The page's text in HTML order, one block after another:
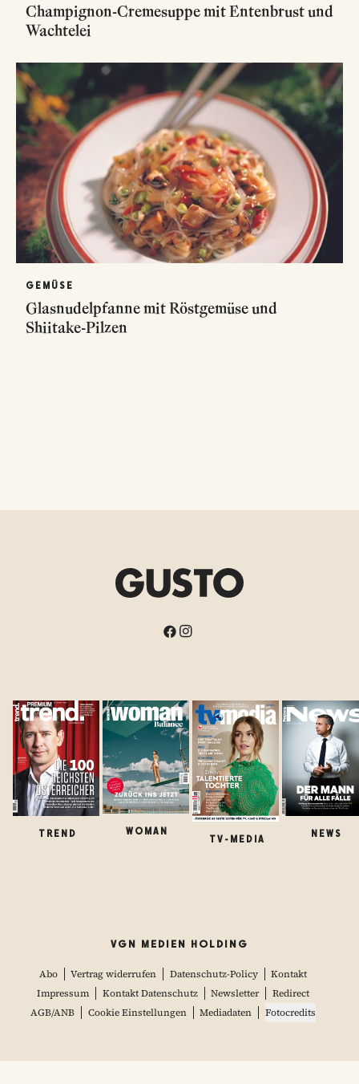
Champignon-Cremesuppe mit Entenbrust und
Wachtelei
GEMÜSE
Glasnudelpfanne mit Röstgemüse und
Shiitake-Pilzen
TREND WOMAN
TV-MEDIA
NEWS
VGN MEDIEN HOLDING
Abo Vertrag widerrufen Datenschutz-Policy
Kontakt
Impressum
Kontakt Datenschutz Newsletter
Redirect
AGB/ANB
Cookie Einstellungen Mediadaten Fotocredits